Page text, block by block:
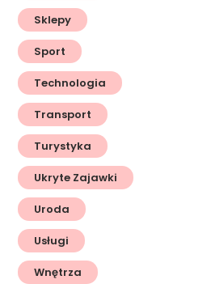
Sklepy
Sport
Technologia
Transport
Turystyka
Ukryte Zajawki
Uroda
Usługi
Wnętrza